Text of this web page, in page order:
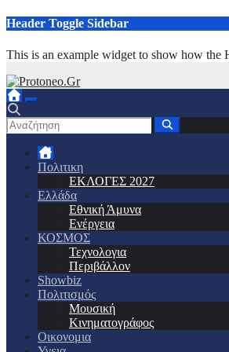
Μετάβαση
περιεχόμενο
Header Toggle Sidebar
This is an example widget to show how the
Πολιτικη
ΕΚΛΟΓΕΣ 2027
Ελλάδα
Εθνική Άμυνα
Ενέργεια
ΚΟΣΜΟΣ
Τεχνολογια
Περιβάλλον
Showbiz
Πολιτισμός
Μουσική
Κινηματογράφος
Οικονομια